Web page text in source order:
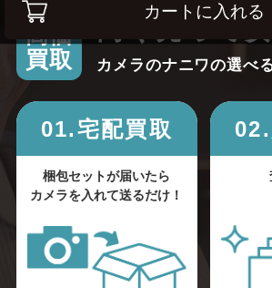
カートに入れる
高価
買取
高く売って
カメラのナニワの選べ
01.宅配買取
梱包セットが届いたら
カメラを入れて送るだけ！